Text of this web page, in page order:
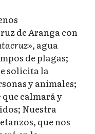
de Aranga con
, agua
de plagas;
solicita la
y animales;
calmará y
Nuestra
que nos